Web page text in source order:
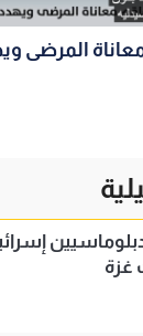
المرضى
غزة